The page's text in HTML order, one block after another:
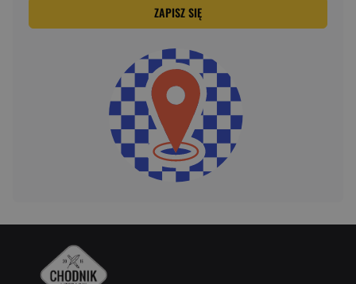
ZAPISZ SIĘ